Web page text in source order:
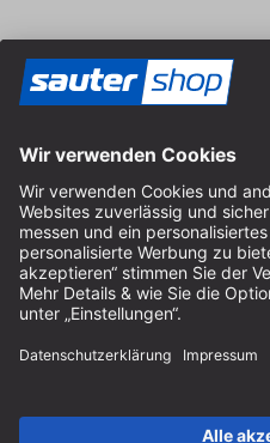
Impressum
AGB
Datenschutz
Cookie-Einstellungen
© 2026 sauter GmbH
* kostenloser Versand ab 150
Deutschlands für die Standard-